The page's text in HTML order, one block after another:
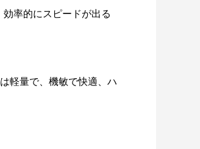
率的にスピードが出る
軽量で、機敏で快適、ハ